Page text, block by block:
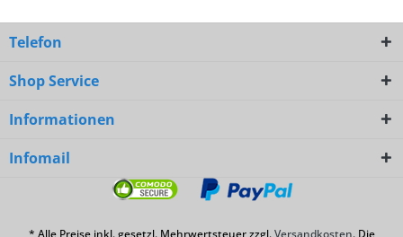
Telefon
Shop Service
Informationen
Infomail
* Alle Preise inkl. gesetzl. Mehrwertsteuer zzgl. Versandkosten. Die